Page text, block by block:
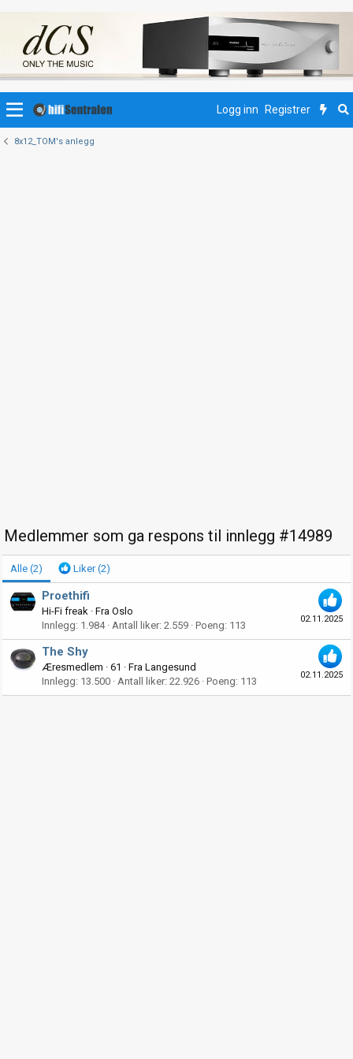
Logg inn Registrer
8x12_TOM's anlegg
Medlemmer som ga respons til innlegg #14989
Alle (2) Liker(2)
02.11.2025
Proethifi
Hi-Fi freak · Fra Oslo
Innlegg 1.984 Antall liker 2.559 Poeng 113
02.11.2025
The Shy
Æresmedlem · 61 · Fra Langesund
Innlegg 13.500 Antall liker 22.926 Poeng 113